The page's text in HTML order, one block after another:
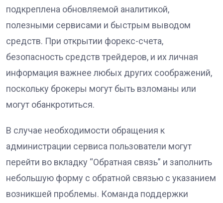
подкреплена обновляемой аналитикой,
полезными сервисами и быстрым выводом
средств. При открытии форекс-счета,
безопасность средств трейдеров, и их личная
информация важнее любых других соображений,
поскольку брокеры могут быть взломаны или
могут обанкротиться.
В случае необходимости обращения к
администрации сервиса пользователи могут
перейти во вкладку “Обратная связь” и заполнить
небольшую форму с обратной связью с указанием
возникшей проблемы. Команда поддержки